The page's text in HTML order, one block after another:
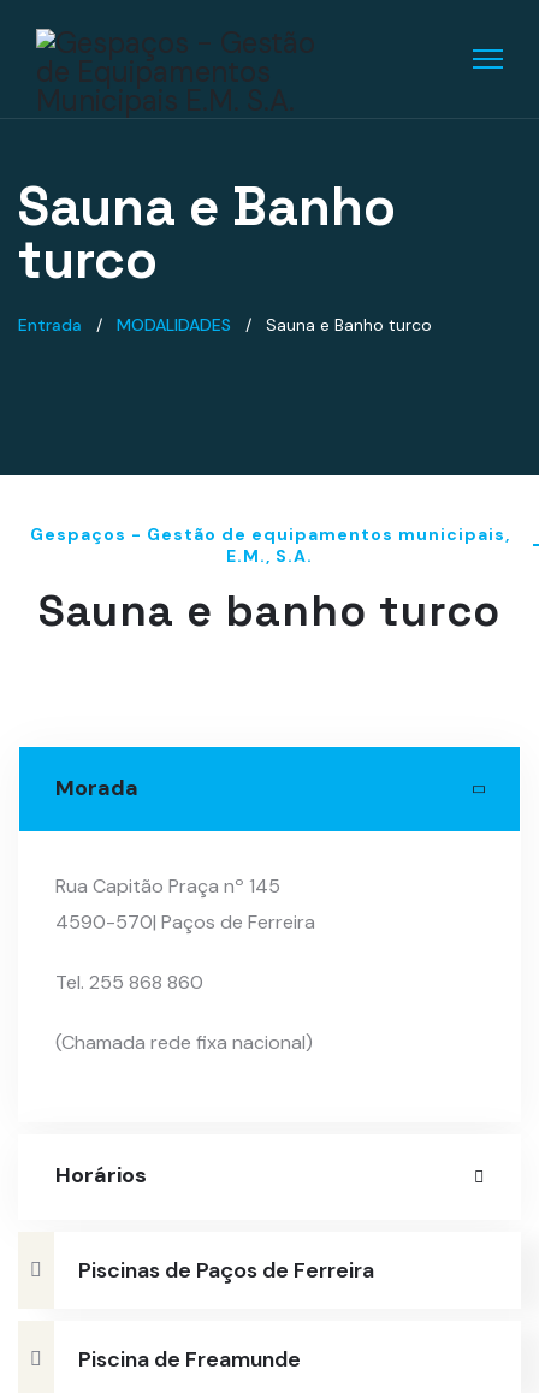
Sauna e Banho
turco
Entrada MODALIDADES Sauna e Banho turco
Gespaços - Gestão de equipamentos municipais,
E.M., S.A.
Sauna e banho turco
Morada
Rua Capitão Praça nº 145
4590-570| Paços de Ferreira
Tel. 255 868 860
(Chamada rede fixa nacional)
Horários
Piscinas de Paços de Ferreira
Piscina de Freamunde